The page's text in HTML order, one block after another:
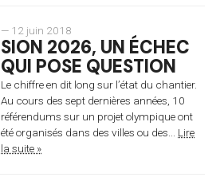
— 12 juin 2018
SION 2026, UN ÉCHEC
QUI POSE QUESTION
Le chiffre en dit long sur l’état du chantier.
Au cours des sept dernières années, 10
référendums sur un projet olympique ont
été organisés dans des villes ou des... Lire
la suite »